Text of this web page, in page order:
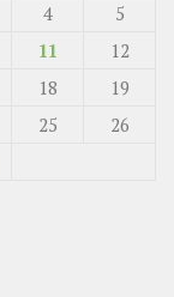
4
5
11
12
18
19
25
26